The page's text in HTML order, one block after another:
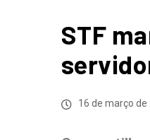
STF
16 de março de